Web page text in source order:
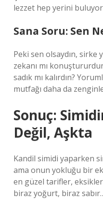
lezzet hep yerini
Sana Soru: Sen
Peki sen olsaydın, sirke
zekanı mı
sadık mı kalırdın?
mutfağı daha da
Sonuç:
Değil, Aşkta
Kandil simidi yaparken
ama onun yokluğu bir
en güzel tarifler,
biraz yoğurt, biraz